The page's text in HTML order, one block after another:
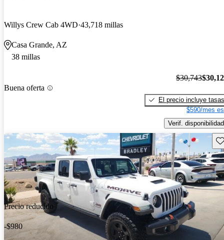
Willys Crew Cab 4WD 43,718 millas
Casa Grande, AZ
38 millas
Buena oferta
$30,743
El precio incluye tasas
$590/mes
Verif. disponibilidad
Precio reducido
-$980